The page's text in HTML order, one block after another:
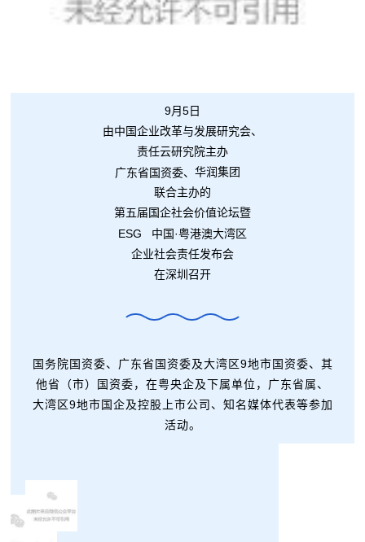
9月5日
由中国企业改革与发展研究会、
责任云研究院主办
广东省国资委、 华润集团
联合主办的
第五届国企社会价值论坛暨
ESG
中国·粤港澳大湾区
企业社会责任发布会
在深圳召开
国务院国资委、广东省国资委及大湾区9地市国资委、其
他省（市）国资委，在粤央企及下属单位，广东省属、
大湾区9地市国企及控股上市公司、知名媒体代表等参加
活动。